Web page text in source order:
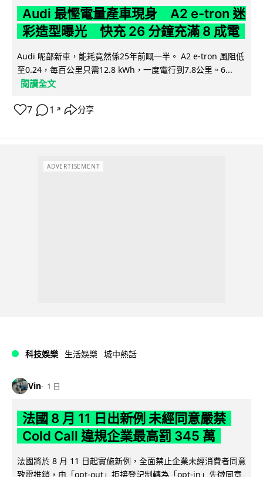
Audi 最慳電量產車現身 A2 e-tron 迷
彩造型曝光 快充 26 分鐘充滿 8 成電
Audi 呢部新車，能耗竟然係25年前嘅一半。 A2 e-tron 風阻低
至0.24，每百公里只需12.8 kWh，一度電行到7.8公里。6...
閱讀全文
7 1 ↗ 分享
ADVERTISEMENT
科技娛樂 生活娛樂 城中熱話
Vin 1 日
法國 8 月 11 日出新例 未經同意嚴禁
Cold Call 違規企業最高罰 345 萬
法國將於 8 月 11 日起實施新例，全面禁止企業未經消費者同意
致電推銷，由「opt-out」拒接登記制轉為「opt-in」先徵同意